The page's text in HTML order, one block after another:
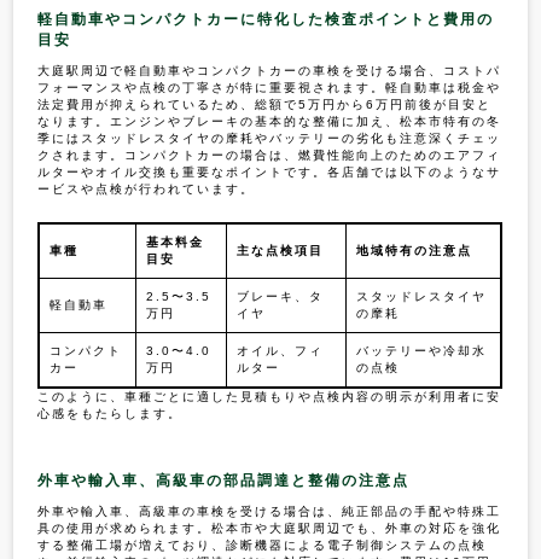
軽自動車やコンパクトカーに特化した検査ポイントと費用の
目安
大庭駅周辺で軽自動車やコンパクトカーの車検を受ける場合、コストパ
フォーマンスや点検の丁寧さが特に重要視されます。軽自動車は税金や
法定費用が抑えられているため、総額で5万円から6万円前後が目安と
なります。エンジンやブレーキの基本的な整備に加え、松本市特有の冬
季にはスタッドレスタイヤの摩耗やバッテリーの劣化も注意深くチェッ
クされます。コンパクトカーの場合は、燃費性能向上のためのエアフィ
ルターやオイル交換も重要なポイントです。各店舗では以下のようなサ
ービスや点検が行われています。
車種
基本料金
目安
主な点検項目 地域特有の注意点
軽自動車
2.5〜3.5
万円
ブレーキ、タ
イヤ
スタッドレスタイヤ
の摩耗
コンパクト
カー
3.0〜4.0
万円
オイル、フィ
ルター
バッテリーや冷却水
の点検
このように、車種ごとに適した見積もりや点検内容の明示が利用者に安
心感をもたらします。
外車や輸入車、高級車の部品調達と整備の注意点
外車や輸入車、高級車の車検を受ける場合は、純正部品の手配や特殊工
具の使用が求められます。松本市や大庭駅周辺でも、外車の対応を強化
する整備工場が増えており、診断機器による電子制御システムの点検